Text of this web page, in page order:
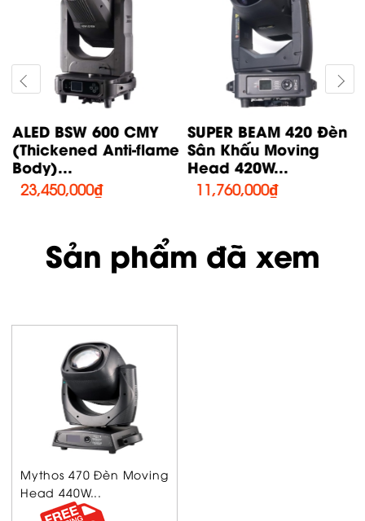
ALED BSW 600 CMY
(Thickened Anti-flame
Body)...
23,450,000₫
SUPER BEAM 420 Đèn
Sân Khấu Moving
Head 420W...
11,760,000₫
Sản phẩm đã xem
Mythos 470 Đèn Moving
Head 440W...